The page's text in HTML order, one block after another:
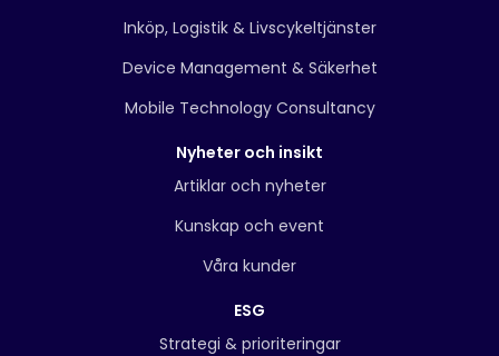
Inköp, Logistik & Livscykeltjänster
Device Management & Säkerhet
Mobile Technology Consultancy
Nyheter och insikt
Artiklar och nyheter
Kunskap och event
Våra kunder
ESG
Strategi & prioriteringar